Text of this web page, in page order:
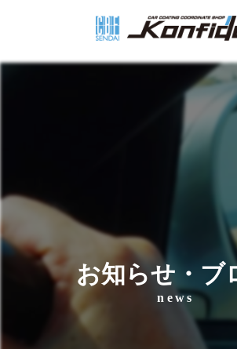
プロテクションフィルム
施工ギャラリー
店舗紹介・アクセス
お知らせ・ブログ
お知らせ・ブ
news